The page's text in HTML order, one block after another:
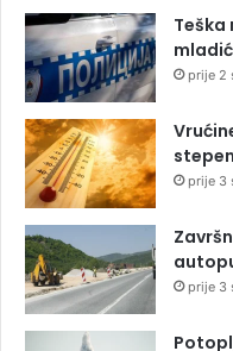
Teška
mladić
prije 2
prije 3
prije 3